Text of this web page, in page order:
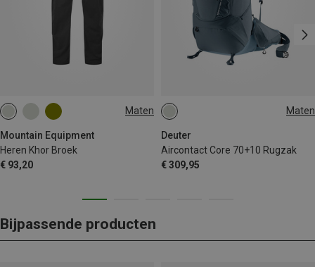
Maten
Mountain Equipment
Heren Khor Broek
€ 93,20
S M L Maten
Deuter
Aircontact Core 70+10 Rugzak
€ 309,95
70+10L
Bijpassende producten